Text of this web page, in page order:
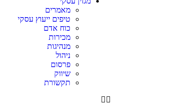
מאמרים
טיפים ייעוץ עסקי
כוח אדם
מכירות
מנהיגות
ניהול
פרסום
שיווק
תקשורת